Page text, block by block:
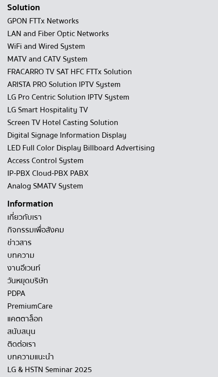
Solution
GPON FTTx Networks
LAN and Fiber Optic Networks
WiFi and Wired System
MATV and CATV System
FRACARRO TV SAT HFC FTTx Solution
ARISTA PRO Solution IPTV System
LG Pro Centric Solution IPTV System
LG Smart Hospitality TV
Screen TV Hotel Casting Solution
Digital Signage Information Display
LED Full Color Display Billboard Advertising
Access Control System
IP-PBX Cloud-PBX PABX
Analog SMATV System
Information
เกี่ยวกับเรา
กิจกรรมเพื่อสังคม
ข่าวสาร
บทความ
งานอีเวนท์
วันหยุดบริษัท
PDPA
PremiumCare
แคตตาล็อก
สนับสนุน
ติดต่อเรา
บทความแนะนำ
LG & HSTN Seminar 2025